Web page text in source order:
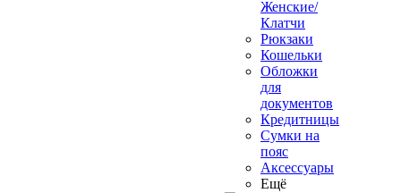
Женские/
Клатчи
Рюкзаки
Кошельки
Обложки
для
документов
Кредитницы
Сумки на
пояс
Аксессуары
Ещё